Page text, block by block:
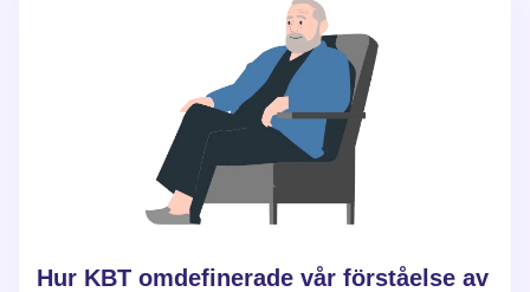
Hur KBT omdefinerade vår förståelse av